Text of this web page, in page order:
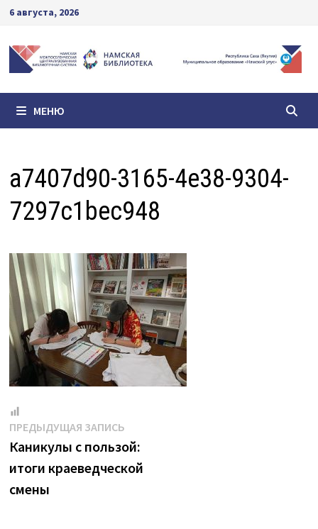
Перейти
содержимому
6 августа, 2026
МЕНЮ
a7407d90-3165-4e38-9304-
7297c1bec948
Навигация
по
записям
ПРЕДЫДУЩАЯ ЗАПИСЬПредыдущая
запись:
Каникулы с пользой:
итоги краеведческой
смены